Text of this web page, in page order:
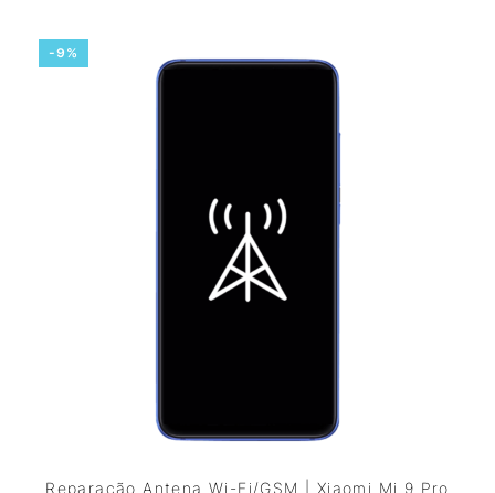
-9%
Reparação Antena Wi-Fi/GSM | Xiaomi Mi 9 Pro